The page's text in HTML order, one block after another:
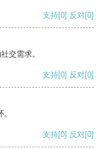
支持[0] 反对[0]
交需求。
支持[0] 反对[0]
支持[0] 反对[0]